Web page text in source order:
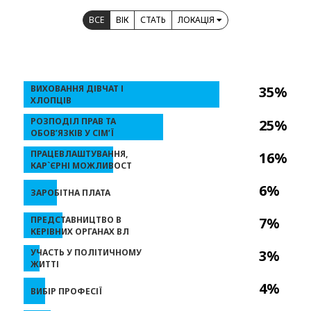
ВСЕ ВІК СТАТЬ ЛОКАЦІЯ
35%
25%
16%
6%
7%
3%
4%
ВИХОВАННЯ ДІВЧАТ І
ХЛОПЦІВ
РОЗПОДІЛ ПРАВ ТА
ОБОВ’ЯЗКІВ У СІМ’Ї
ПРАЦЕВЛАШТУВАННЯ,
КАР`ЄРНІ МОЖЛИВОСТ
ЗАРОБІТНА ПЛАТА
ПРЕДСТАВНИЦТВО В
КЕРІВНИХ ОРГАНАХ ВЛ
УЧАСТЬ У ПОЛІТИЧНОМУ
ЖИТТІ
ВИБІР ПРОФЕСІЇ